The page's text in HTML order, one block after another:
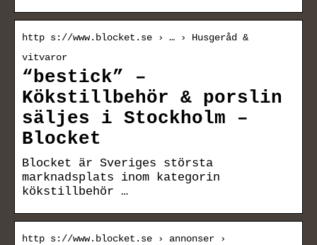
http s://www.blocket.se › … › Husgeråd &
vitvaror
“bestick” –
Kökstillbehör & porslin
säljes i Stockholm –
Blocket
Blocket är Sveriges största
marknadsplats inom kategorin
kökstillbehör …
http s://www.blocket.se › annonser ›